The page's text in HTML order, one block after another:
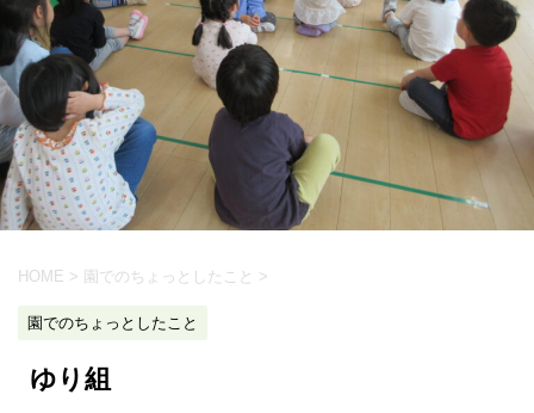
HOME > 園でのちょっとしたこと >
園でのちょっとしたこと
ゆり組